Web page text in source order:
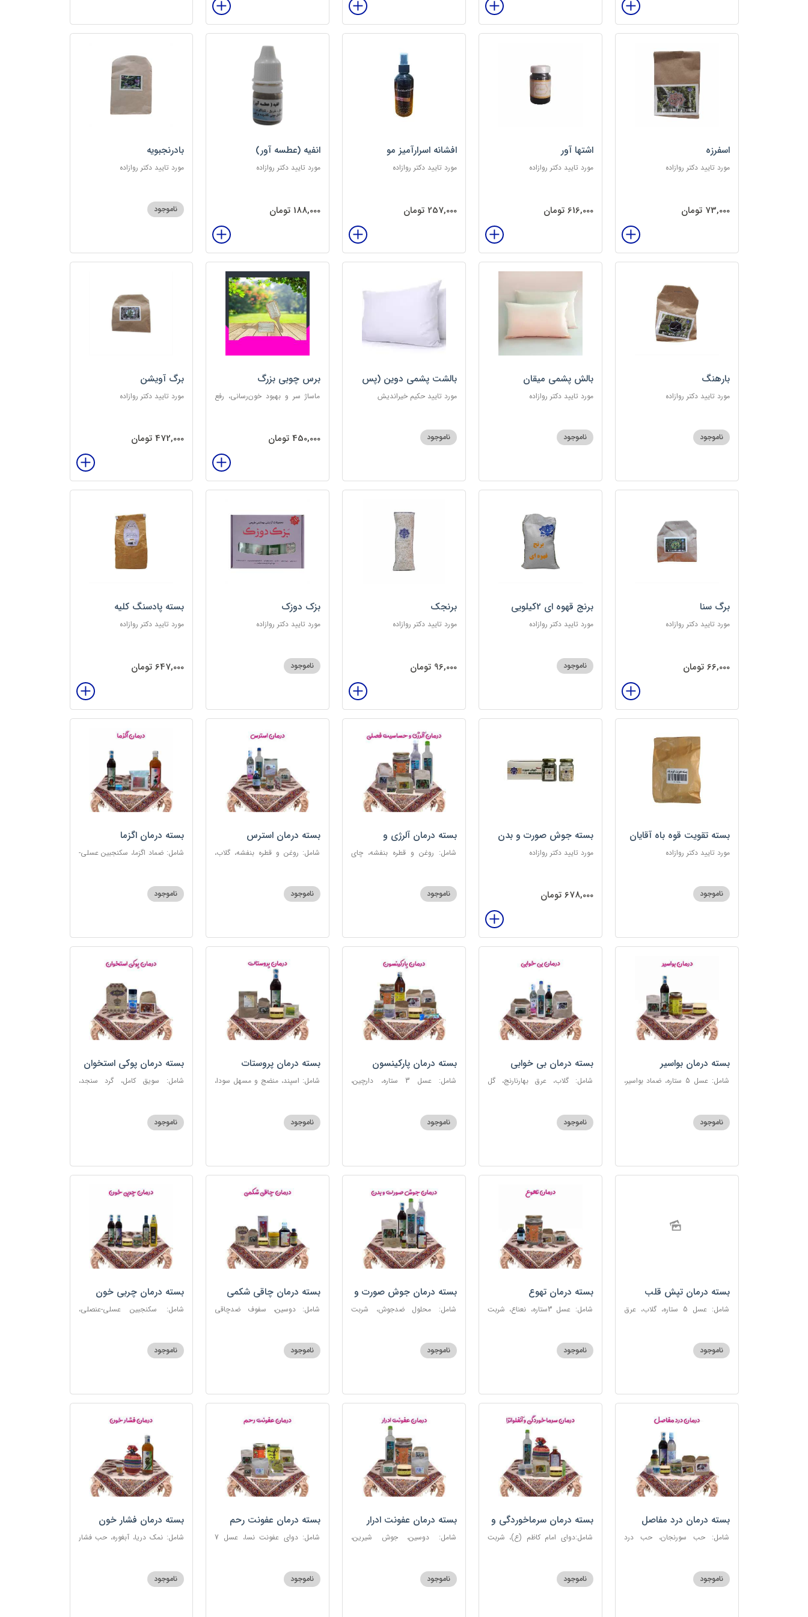
اسفرزه
مورد تایید دکتر روازاده
73,000 تومان
اشتها آور
مورد تایید دکتر روازاده
616,000 تومان
افشانه اسرارآمیز مو
مورد تایید دکتر روازاده
257,000 تومان
انفیه (عطسه آور)
مورد تایید دکتر روازاده
188,000 تومان
بادرنجبویه
مورد تایید دکتر روازاده
ناموجود
بارهنگ
مورد تایید دکتر روازاده
ناموجود
بالش پشمی میقان
مورد تایید دکتر روازاده
ناموجود
بالشت پشمی دوین (پس
کرایه)
مورد تایید حکیم خیراندیش
ناموجود
برس چوبی بزرگ
ماساژ سر و بهبود خون‌رسانی، رفع
450,000 تومان
برگ آویشن
مورد تایید دکتر روازاده
472,000 تومان
برگ سنا
مورد تایید دکتر روازاده
66,000 تومان
برنج قهوه ای 2کیلویی
مورد تایید دکتر روازاده
ناموجود
برنجک
مورد تایید دکتر روازاده
96,000 تومان
بزک دوزک
مورد تایید دکتر روازاده
ناموجود
بسته پادسنگ کلیه
مورد تایید دکتر روازاده
647,000 تومان
بسته تقویت قوه باه آقایان
مورد تایید دکتر روازاده
ناموجود
بسته جوش صورت و بدن
مورد تایید دکتر روازاده
678,000 تومان
بسته درمان آلرژی و
حساسیت فصلی
شامل: روغن و قطره بنفشه، چای
3 ستاره ناموجود
بسته درمان استرس
شامل: روغن و قطره بنفشه، گلاب،
گل، بهارنارنج، چای مبارک
ناموجود
بسته درمان اگزما
شامل: ضماد اگزما، سکنجبین عسلی-
110ناموجود
بسته درمان بواسیر
شامل: عسل 5 ستاره، ضماد بواسیر،
ناموجود
بسته درمان بی خوابی
شامل: گلاب، عرق بهارنارنج، گل
ناموجود
بسته درمان پارکینسون
شامل: عسل 3 ستاره، دارچین،
گل، حب تقویت حافظه
ناموجود
بسته درمان پروستات
شامل: اسپند، منضج و مسهل سودا،
ناموجود
بسته درمان پوکی استخوان
شامل: سویق کامل، گرد سنجد،
ناموجود
بسته درمان تپش قلب
شامل: عسل 5 ستاره، گلاب، عرق
ناموجود
بسته درمان تهوع
شامل: عسل 3ستاره، نعناع، شربت
ناموجود
بسته درمان جوش صورت و
بدن
شامل: محلول ضدجوش، شربت
خاکشیر، صابون شغاری قهوه ای،
روغن و قطره بنفشه
ناموجود
بسته درمان چاقی شکمی
شامل: دوسین، سفوف ضدچاقی
ناموجود
بسته درمان چربی خون
شامل: سکنجبین عسلی-عنصلی،
ناموجود
بسته درمان درد مفاصل
شامل: حب سورنجان، حب درد
دوغ شتر، روغن گرم کد123
ناموجود
بسته درمان سرماخوردگی و
آنفلوانزا
شامل:دوای امام کاظم (ع)، شربت
دریاناموجود
بسته درمان عفونت ادرار
شامل: دوسین، جوش شیرین،
ناموجود
بسته درمان عفونت رحم
شامل: دوای عفونت نسا، عسل 7
اعلاناموجود
بسته درمان فشار خون
شامل: نمک دریا، آبغوره، حب فشار
ناموجود